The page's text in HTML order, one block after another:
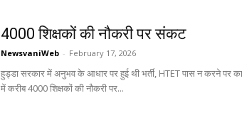
4000 शिक्षकों की नौकरी पर संकट
NewsvaniWeb - February 17, 2026
हुड्डा सरकार में अनुभव के आधार पर हुई थी भर्ती, HTET पास न करने पर
में करीब 4000 शिक्षकों की नौकरी पर...